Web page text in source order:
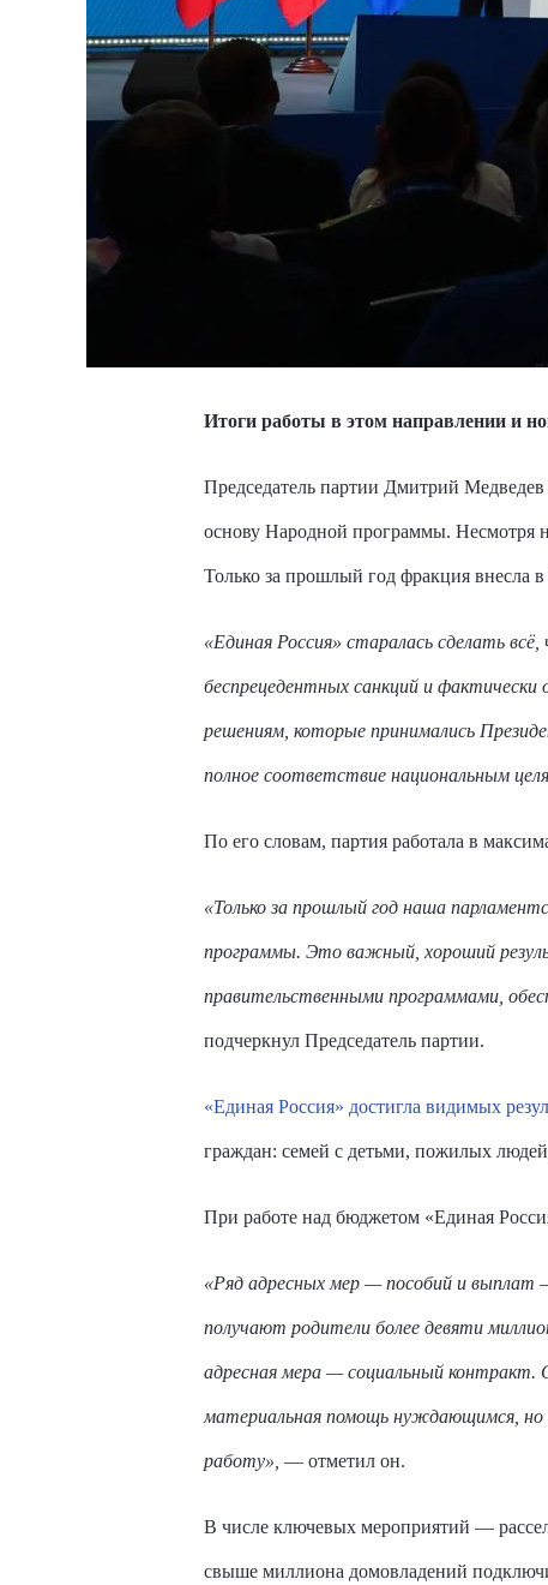
Итоги работы в этом направлении и
Председатель партии Дмитрий Медведев
основу Народной программы. Несмотря
Только за прошлый год фракция внесла
«Единая Россия» старалась сделать
беспрецедентных санкций и
решениям, которые принимались
полное соответствие национальным
По его словам, партия работала в
«Только за прошлый год наша
программы. Это важный, хороший
правительственными программами,
подчеркнул Председатель партии.
«Единая Россия» достигла видимых
граждан: семей с детьми, пожилых
При работе над бюджетом «Единая
«Ряд адресных мер — пособий и выплат
получают родители более девяти
адресная мера — социальный контракт.
материальная помощь нуждающимся, но
работу», — отметил он.
В числе ключевых мероприятий —
свыше миллиона домовладений